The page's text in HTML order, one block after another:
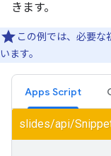
きます。
この例では、必要な
います。
Apps Script
slides/api/